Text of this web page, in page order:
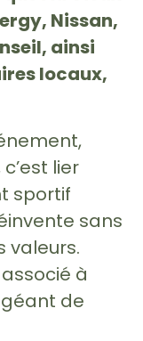
Nissan,
ainsi
locaux,
lier
sportif
sans
valeurs.
à
de